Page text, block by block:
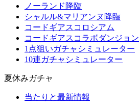
ノーランド降臨
シャルル&マリアンヌ降臨
コードギアスコロシアム
コードギアスコラボダンジョン
1点狙いガチャシミュレーター
10連ガチャシミュレーター
夏休みガチャ
当たりと最新情報